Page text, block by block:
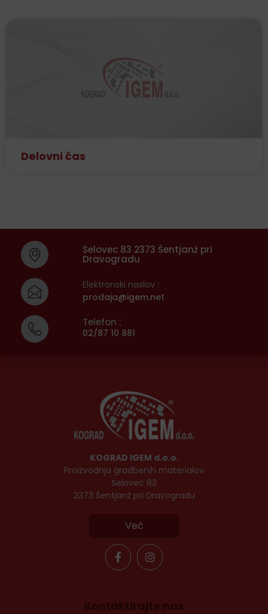
Delovni čas
Selovec 83 2373 Šentjanž pri
Dravogradu
Elektronski naslov :
prodaja@igem.net
Telefon :
02/87 10 881
KOGRAD IGEM d.o.o.
Proizvodnja gradbenih materialov
Selovec 83
2373 Šentjanž pri Dravogradu
Več
Kontaktirajte nas